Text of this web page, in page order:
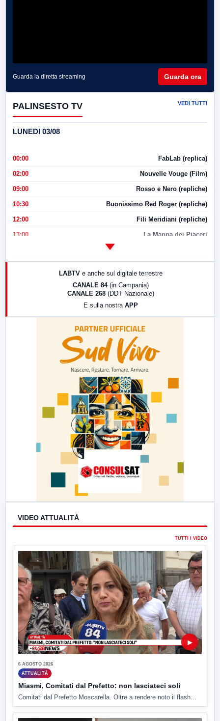
Guarda la diretta streaming Guarda ora
PALINSESTO TV VEDI TUTTI
LUNEDI 03/08
00:00 FabLab (replica)
02:00 Nouvelle Vouge (Film)
09:00 Rosso e Nero (repliche)
10:30 Buonissimo Red Roger (repliche)
12:00 Fili Meridiani (repliche)
13:00 La Mappa dei Piaceri
LABTV e anche sul digitale terrestre
CANALE 84 (in Campania)
CANALE 268 (DDT Nazionale)
E sulla nostra APP
VIDEO ATTUALITÀ
TUTTI I VIDEO
▶
6 AGOSTO 2026
ATTUALITÀ
Miasmi, Comitati dal Prefetto: non lasciateci soli
Comitati dal Prefetto Moscarella. Oltre a rendere noto il flash...